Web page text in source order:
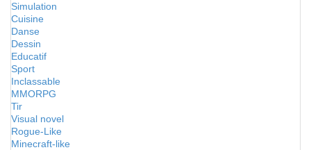
Simulation
Cuisine
Danse
Dessin
Educatif
Sport
Inclassable
MMORPG
Tir
Visual novel
Rogue-Like
Minecraft-like